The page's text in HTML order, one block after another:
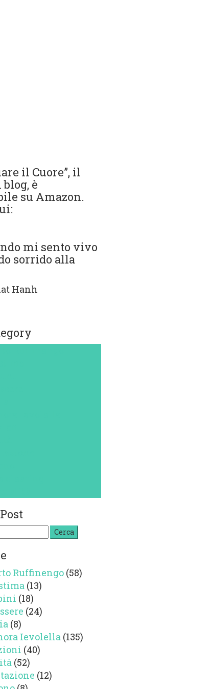
il Cuore”, il
è
su Amazon.
mi sento vivo
sorrido alla
Hanh
Ruffinengo(58)
(13)
(18)
(24)
(8)
Ievolella(135)
(40)
(52)
(12)